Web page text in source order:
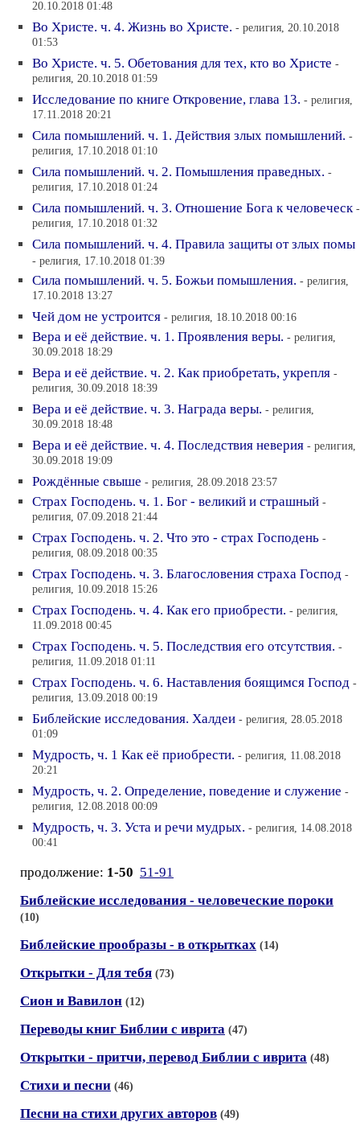
20.10.2018 01:48
Во Христе. ч. 4. Жизнь во Христе. - религия, 20.10.2018
01:53
Во Христе. ч. 5. Обетования для тех, кто во Христе -
религия, 20.10.2018 01:59
Исследование по книге Откровение, глава 13. - религия,
17.11.2018 20:21
Сила помышлений. ч. 1. Действия злых помышлений. -
религия, 17.10.2018 01:10
Сила помышлений. ч. 2. Помышления праведных. -
религия, 17.10.2018 01:24
Сила помышлений. ч. 3. Отношение Бога к человеческ -
религия, 17.10.2018 01:32
Сила помышлений. ч. 4. Правила защиты от злых помы
- религия, 17.10.2018 01:39
Сила помышлений. ч. 5. Божьи помышления. - религия,
17.10.2018 13:27
Чей дом не устроится - религия, 18.10.2018 00:16
Вера и её действие. ч. 1. Проявления веры. - религия,
30.09.2018 18:29
Вера и её действие. ч. 2. Как приобретать, укрепля -
религия, 30.09.2018 18:39
Вера и её действие. ч. 3. Награда веры. - религия,
30.09.2018 18:48
Вера и её действие. ч. 4. Последствия неверия - религия,
30.09.2018 19:09
Рождённые свыше - религия, 28.09.2018 23:57
Страх Господень. ч. 1. Бог - великий и страшный -
религия, 07.09.2018 21:44
Страх Господень. ч. 2. Что это - страх Господень -
религия, 08.09.2018 00:35
Страх Господень. ч. 3. Благословения страха Господ -
религия, 10.09.2018 15:26
Страх Господень. ч. 4. Как его приобрести. - религия,
11.09.2018 00:45
Страх Господень. ч. 5. Последствия его отсутствия. -
религия, 11.09.2018 01:11
Страх Господень. ч. 6. Наставления боящимся Господ -
религия, 13.09.2018 00:19
Библейские исследования. Халдеи - религия, 28.05.2018
01:09
Мудрость, ч. 1 Как её приобрести. - религия, 11.08.2018
20:21
Мудрость, ч. 2. Определение, поведение и служение -
религия, 12.08.2018 00:09
Мудрость, ч. 3. Уста и речи мудрых. - религия, 14.08.2018
00:41
продолжение: 1-50 51-91
Библейские исследования - человеческие пороки
(10)
Библейские прообразы - в открытках (14)
Открытки - Для тебя (73)
Сион и Вавилон (12)
Переводы книг Библии с иврита (47)
Открытки - притчи, перевод Библии с иврита (48)
Стихи и песни (46)
Песни на стихи других авторов (49)